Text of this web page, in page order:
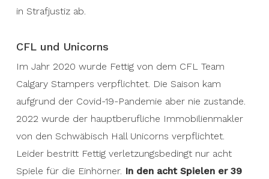
in Strafjustiz ab.
CFL und Unicorns
Im Jahr 2020 wurde Fettig von dem CFL Team
Calgary Stampers verpflichtet. Die Saison kam
aufgrund der Covid-19-Pandemie aber nie zustande.
2022 wurde der hauptberufliche Immobilienmakler
von den Schwäbisch Hall Unicorns verpflichtet.
Leider bestritt Fettig verletzungsbedingt nur acht
Spiele für die Einhörner. In den acht Spielen er 39